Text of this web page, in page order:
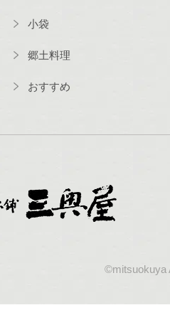
小袋
郷土料理
おすすめ
©mitsuokuya